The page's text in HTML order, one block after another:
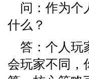
问：作为个
什么？
答：个人玩
会玩家不同，